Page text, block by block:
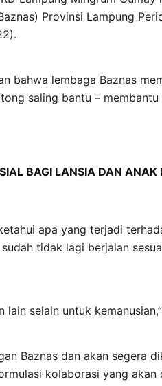
Provinsi Lampung
bahwa lembaga Baznas
saling bantu –
BAGI LANSIA DAN ANAK
apa yang terjadi
tidak lagi berjalan
selain untuk
Baznas dan akan segera
kolaborasi yang akan